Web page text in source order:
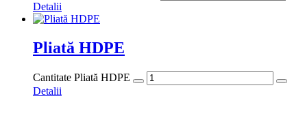
Detalii
Pliată HDPE
Cantitate Pliată HDPE
Detalii